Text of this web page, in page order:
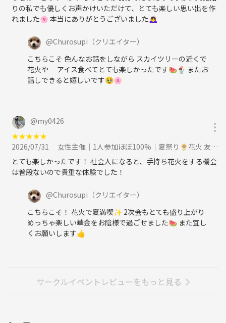
りの私でも優しくお声かけいただけて、とても楽しい思い出を作
れました🌸 本当にありがとうございました🙇‍♀️
@Churosupi （クリエイター）
こちらこそ 色んなお話をしながら スカイツリーの近くで
花火や アイス食べてとても楽しかったです🍉🍨 またお
話しできると嬉しいです🥹🌸
@my0426
★★★★★
2026/07/31
女性主催｜1人参加ほぼ100%｜夏祭り🌻花火 友達作り｜〜34歳限定 友達作りに参加
とても楽しかったです！ 社会人になると、手持ち花火をする機会
は普段ないので貴重な体験でした！
@Churosupi （クリエイター）
こちらこそ！ 花火で夏満喫✨ 2次会もとても盛り上がり
めっちゃ楽しい華金をお陰様で過ごせました🍉 また宜し
くお願いします👍
サークルイベントレビューをもっと見る